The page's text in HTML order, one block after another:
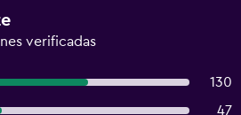
verificadas
130
47